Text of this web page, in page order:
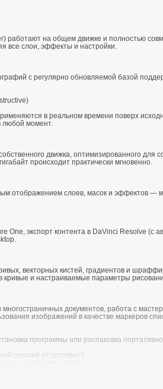
работают на общем движке и полностью
все слои, эффекты и настройки.
с регулярно обновляемой базой
в реальном времени поверх
любой момент.
движка, оптимизированного для
происходит практически мгновенно.
отображением слоев, масок и эффектов —
One, экспорт контента в DaVinci Resolve (с
векторных кистей, градиентов и
кривые и настраиваемые параметры
документов, работа с
изображений в качестве маркеров
программы или распаковка
русский отсутствует)
пользовательских файлов настроек